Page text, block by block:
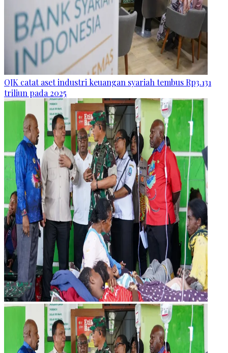
OJK catat aset industri keuangan syariah tembus Rp3.131
triliun pada 2025